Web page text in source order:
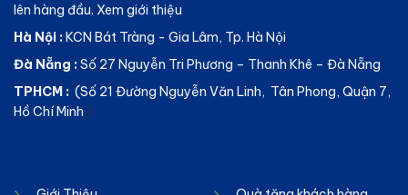
lên hàng đầu. Xem giới thiệu
Hà Nội :KCN Bát Tràng - Gia Lâm, Tp. Hà Nội
Đà Nẵng :Số 27 Nguyễn Tri Phương – Thanh Khê – Đà Nẵng
TPHCM : (Số 21 Đường Nguyễn Văn Linh, Tân Phong, Quận 7,
Hồ Chí Minh )